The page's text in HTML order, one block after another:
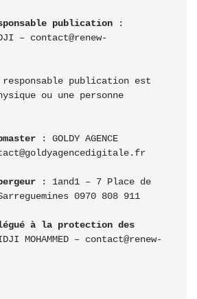
publication :
– contact@renew-
ou une personne
: GOLDY AGENCE
: 1and1 – 7 Place de
0970 808 911
à la protection des
MOHAMMED – contact@renew-